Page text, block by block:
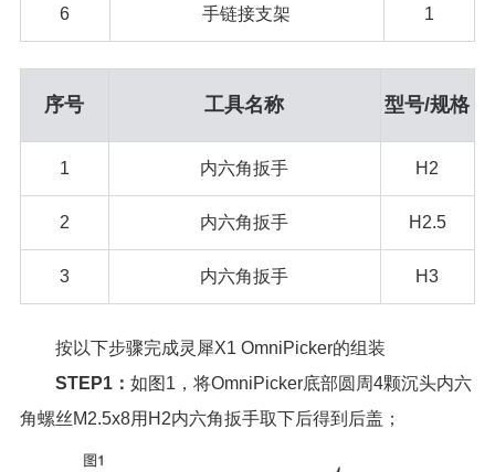
6 手链接支架 1
序号 工具名称 型号/规格
1 内六角扳手 H2
2 内六角扳手 H2.5
3 内六角扳手 H3
按以下步骤完成灵犀X1 OmniPicker的组装
STEP1： 如图1，将OmniPicker底部圆周4颗沉头内六
角螺丝M2.5x8用H2内六角扳手取下后得到后盖；